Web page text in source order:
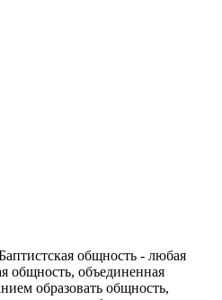
общность - любая
общность, объединенная
образовать общность,